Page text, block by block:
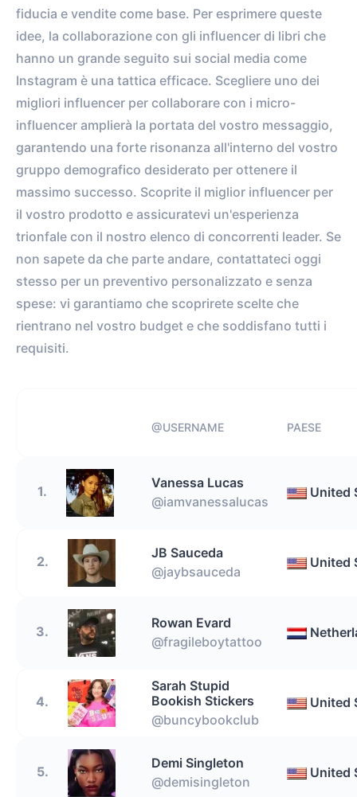
fiducia e vendite come base. Per esprimere queste
idee, la collaborazione con gli influencer di libri che
hanno un grande seguito sui social media come
Instagram è una tattica efficace. Scegliere uno dei
migliori influencer per collaborare con i micro-
influencer amplierà la portata del vostro messaggio,
garantendo una forte risonanza all'interno del vostro
gruppo demografico desiderato per ottenere il
massimo successo. Scoprite il miglior influencer per
il vostro prodotto e assicuratevi un'esperienza
trionfale con il nostro elenco di concorrenti leader. Se
non sapete da che parte andare, contattateci oggi
stesso per un preventivo personalizzato e senza
spese: vi garantiamo che scoprirete scelte che
rientrano nel vostro budget e che soddisfano tutti i
requisiti.
@USERNAME PAESE
1.
Vanessa Lucas
@iamvanessalucas
United
2.
JB Sauceda
@jaybsauceda
United
3.
Rowan Evard
@fragileboytattoo
4.
Sarah Stupid
Bookish Stickers
@buncybookclub
United
5.
Demi Singleton
@demisingleton
United